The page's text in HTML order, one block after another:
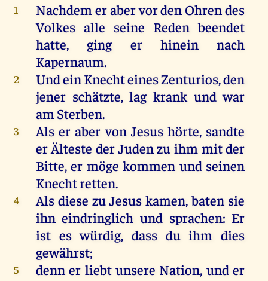
1 Nachdem erabervorden Ohrendes
Volkes alle seine Reden beendet
hatte,ging er hinein
nach
Kapernaum.
2 UndeinKnechteinesZenturios,den
jenerschätzte,lag krank und war
am Sterben.
3 Als er aber von Jesus hörte, sandte
erÄlteste der Judenzu ihm mitder
Bitte,er möge kommen und seinen
Knechtretten.
4 Als diese zu Jesus kamen,baten sie
ihneindringlich und sprachen: Er
ist es würdig, dass du ihm dies
gewährst;
5 denn er liebt unsere Nation, und er